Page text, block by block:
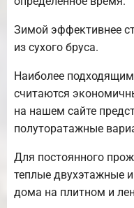
Зимой эффективнее
из сухого бруса.
Наиболее
считаются
на нашем сайте
полуторатажные
Для постоянного
теплые двухэтажные
дома на плитном и